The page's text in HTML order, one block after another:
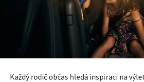
Každý rodič občas hledá inspiraci na